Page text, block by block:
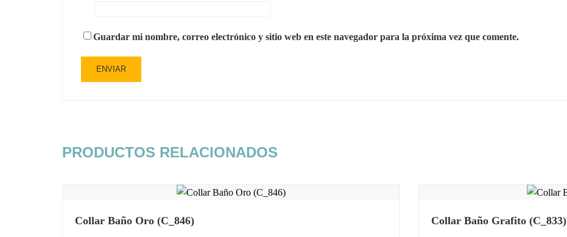
Guardar mi nombre, correo electrónico y sitio web en este navegador para la próxima vez que comente.
PRODUCTOS RELACIONADOS
Collar Baño Oro (C_846) Collar Baño Grafito (C_833)